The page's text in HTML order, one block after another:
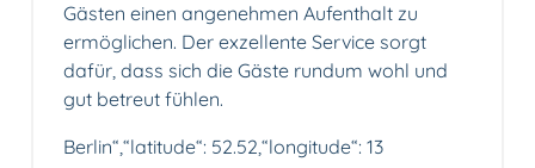
Gästen einen angenehmen Aufenthalt zu
ermöglichen. Der exzellente Service sorgt
dafür, dass sich die Gäste rundum wohl und
gut betreut fühlen.
Berlin“,“latitude“: 52.52,“longitude“: 13